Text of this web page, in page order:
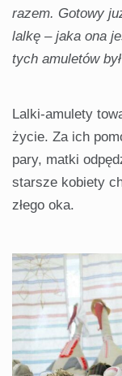
razem. Gotowy
lalkę – jaka ona
tych amuletów
Lalki-amulety
życie. Za ich
pary, matki
starsze kobiety
złego oka.